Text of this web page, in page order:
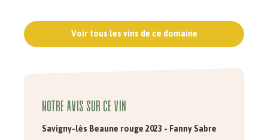
Voir tous les vins de ce domaine
Notre avis sur ce vin
Savigny-lès Beaune rouge 2023 - Fanny Sabre